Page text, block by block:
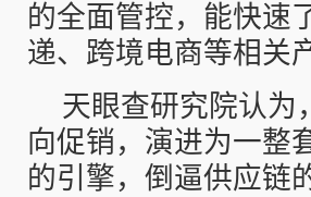
的全面管控，能快速
递、跨境电商等相关
天眼查研究院认为
向促销，演进为一整
的引擎，倒逼供应链